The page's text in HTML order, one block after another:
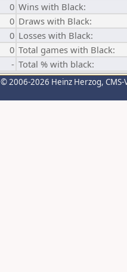
0 Wins with Black:
0 Draws with Black:
0 Losses with Black:
0 Total games with Black:
- Total % with black:
© 2006-2026 Heinz Herzog,